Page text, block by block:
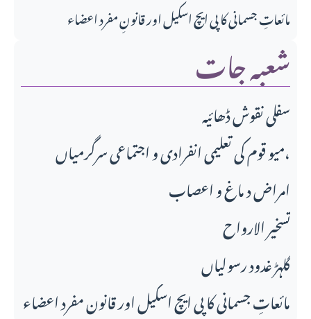
مائعاتِ جسمانی کا پی ایچ اسکیل اور قانونِ مفرد اعضاء
شعبہ جات
سفلی نقوش ڈھائیہ
میو قوم کی تعلیمی انفرادی و اجتماعی سرگرمیاں،
امراض د ماغ و اعصاب
تسخير الارواح
گلہڑ غدود رسولیاں
مائعاتِ جسمانی کا پی ایچ اسکیل اور قانونِ مفرد اعضاء